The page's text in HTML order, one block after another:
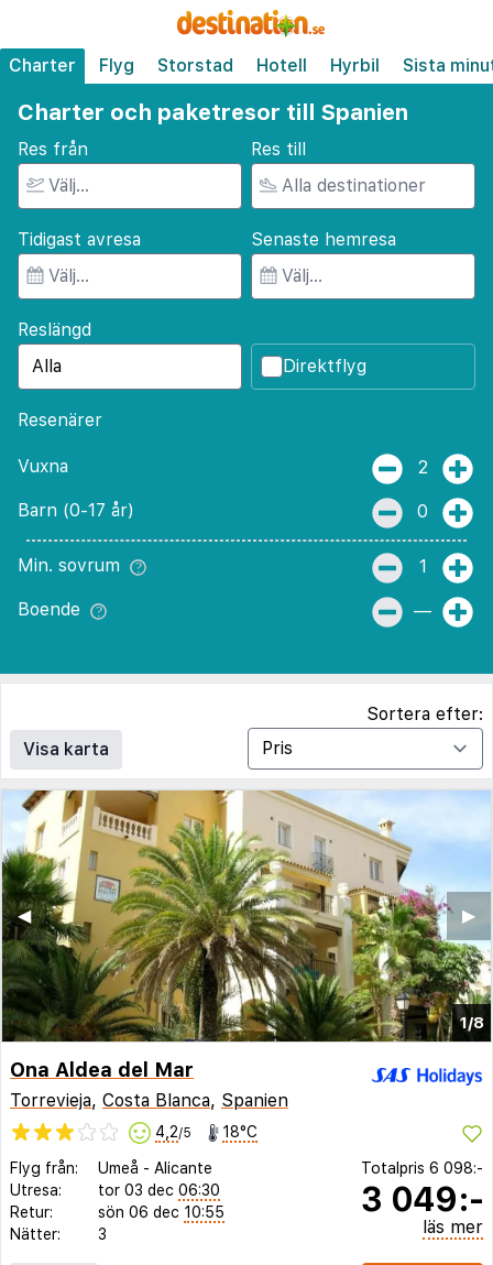
Charter Flyg Storstad Hotell Hyrbil Sista
Charter och paketresor till Spanien
Res från Res till
Tidigast avresa Senaste hemresa
Reslängd
Direktflyg
Resenärer
Vuxna 2
Barn (0-17 år) 0
Min. sovrum 1
Boende —
Visa karta
Sortera efter:
1/8
▶︎
◀︎
Ona Aldea del Mar
Torrevieja, Costa Blanca, Spanien
4,2/5 18°C
Flyg från: Umeå - Alicante
Utresa:
tor 03 dec 06:30
Retur:
sön 06 dec 10:55
Nätter:
3
Totalpris 6 098:-
3 049:-
läs mer